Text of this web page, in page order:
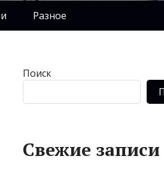
Разное
Поиск
Свежие записи